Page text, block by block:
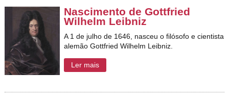
Nascimento de Gottfried
Wilhelm Leibniz
A 1 de julho de 1646, nasceu o filósofo e cientista
alemão Gottfried Wilhelm Leibniz.
Ler mais